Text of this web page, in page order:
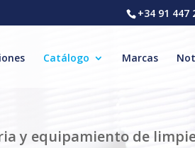
+34 91 447
Catálogo Marcas
y equipamiento de